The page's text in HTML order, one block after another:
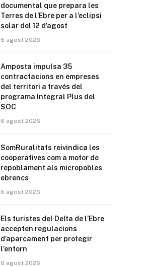
documental que prepara les
Terres de l’Ebre per a l’eclipsi
solar del 12 d’agost
6 agost 2026
Amposta impulsa 35
contractacions en empreses
del territori a través del
programa Integral Plus del
SOC
6 agost 2026
SomRuralitats reivindica les
cooperatives com a motor de
repoblament als micropobles
ebrencs
6 agost 2026
Els turistes del Delta de l’Ebre
accepten regulacions
d’aparcament per protegir
l’entorn
6 agost 2026